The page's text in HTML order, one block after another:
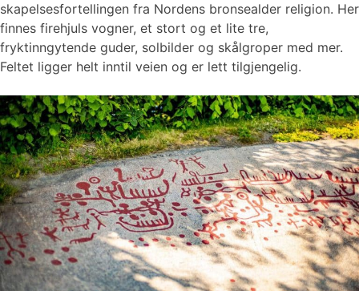
skapelsesfortellingen fra Nordens bronsealder religion. Her
finnes firehjuls vogner, et stort og et lite tre,
fryktinngytende guder, solbilder og skålgroper med mer.
Feltet ligger helt inntil veien og er lett tilgjengelig.